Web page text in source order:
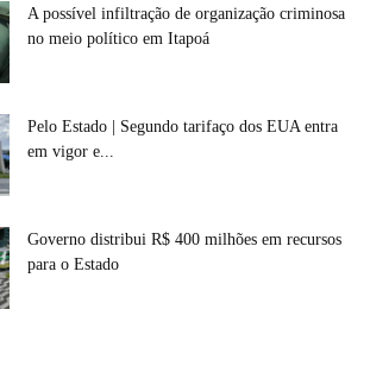
A possível infiltração de organização criminosa
no meio político em Itapoá
Pelo Estado | Segundo tarifaço dos EUA entra
em vigor e...
Governo distribui R$ 400 milhões em recursos
para o Estado